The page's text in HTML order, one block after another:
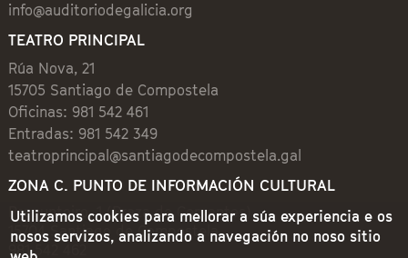
info@auditoriodegalicia.org
TEATRO PRINCIPAL
Rúa Nova, 21
15705 Santiago de Compostela
Oficinas: 981 542 461
Entradas: 981 542 349
teatroprincipal@santiagodecompostela.gal
ZONA C. PUNTO DE INFORMACIÓN CULTURAL
Preguntoiro, 1 (Praza de Cervantes)
15704 Santiago de Compostela
981 542 462
Utilizamos cookies para mellorar a súa experiencia e os
nosos servizos, analizando a navegación no noso sitio